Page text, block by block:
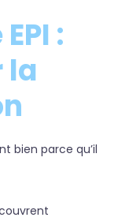
:
la
bien parce qu’il